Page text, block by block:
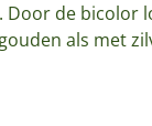
Door de bicolor
als met